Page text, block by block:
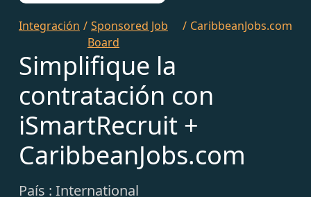
Integración / Sponsored Job
Board
/ CaribbeanJobs.com
Simplifique la
contratación con
iSmartRecruit +
CaribbeanJobs.com
País : International